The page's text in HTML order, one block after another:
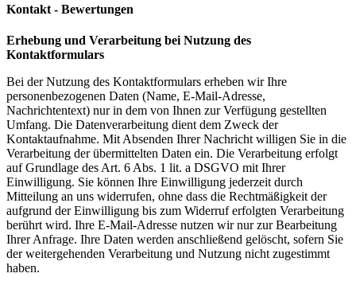
Kontakt - Bewertungen
Erhebung und Verarbeitung bei Nutzung des
Kontaktformulars
Bei der Nutzung des Kontaktformulars erheben wir Ihre
personenbezogenen Daten (Name, E-Mail-Adresse,
Nachrichtentext) nur in dem von Ihnen zur Verfügung gestellten
Umfang. Die Datenverarbeitung dient dem Zweck der
Kontaktaufnahme. Mit Absenden Ihrer Nachricht willigen Sie in die
Verarbeitung der übermittelten Daten ein. Die Verarbeitung erfolgt
auf Grundlage des Art. 6 Abs. 1 lit. a DSGVO mit Ihrer
Einwilligung. Sie können Ihre Einwilligung jederzeit durch
Mitteilung an uns widerrufen, ohne dass die Rechtmäßigkeit der
aufgrund der Einwilligung bis zum Widerruf erfolgten Verarbeitung
berührt wird. Ihre E-Mail-Adresse nutzen wir nur zur Bearbeitung
Ihrer Anfrage. Ihre Daten werden anschließend gelöscht, sofern Sie
der weitergehenden Verarbeitung und Nutzung nicht zugestimmt
haben.